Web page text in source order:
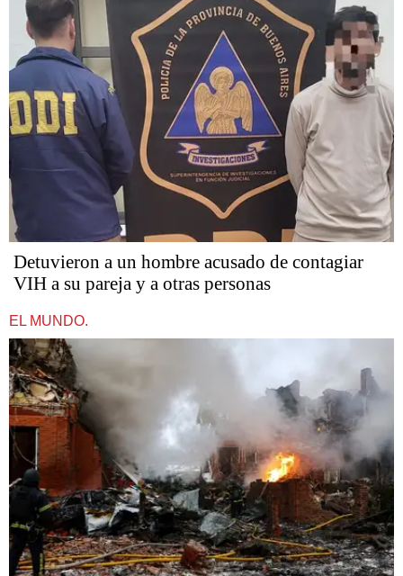
Detuvieron a un hombre acusado de contagiar
VIH a su pareja y a otras personas
EL MUNDO.